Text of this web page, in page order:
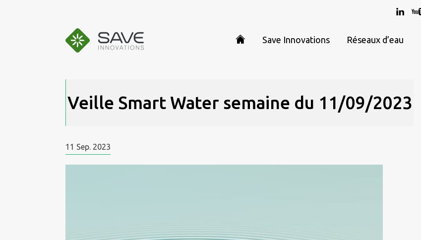
Save Innovations Réseaux d’eau
Veille Smart Water semaine du 11/09/2023
11 Sep. 2023